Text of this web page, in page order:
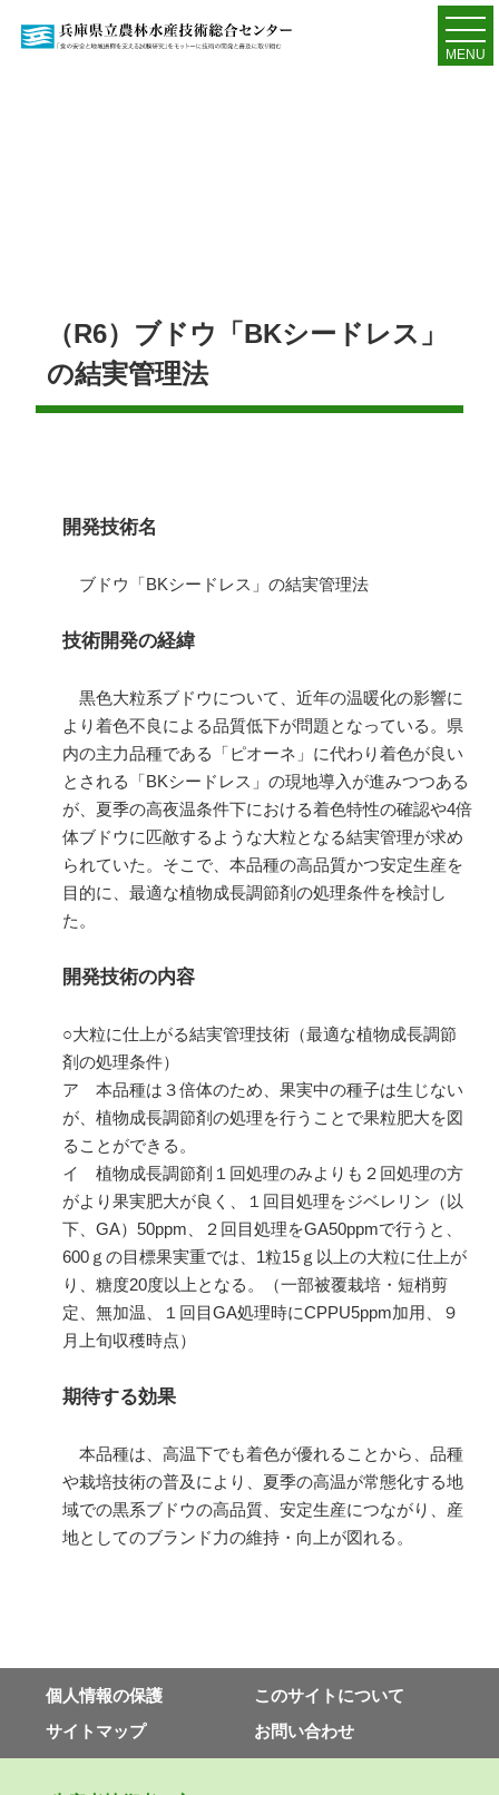
MENU
（R6）ブドウ「BKシードレス」
の結実管理法
開発技術名
ブドウ「BKシードレス」の結実管理法
技術開発の経緯
黒色大粒系ブドウについて、近年の温暖化の影響に
より着色不良による品質低下が問題となっている。県
内の主力品種である「ピオーネ」に代わり着色が良い
とされる「BKシードレス」の現地導入が進みつつある
が、夏季の高夜温条件下における着色特性の確認や4倍
体ブドウに匹敵するような大粒となる結実管理が求め
られていた。そこで、本品種の高品質かつ安定生産を
目的に、最適な植物成長調節剤の処理条件を検討し
た。
開発技術の内容
○大粒に仕上がる結実管理技術（最適な植物成長調節
剤の処理条件）
ア 本品種は３倍体のため、果実中の種子は生じない
が、植物成長調節剤の処理を行うことで果粒肥大を図
ることができる。
イ 植物成長調節剤１回処理のみよりも２回処理の方
がより果実肥大が良く、１回目処理をジベレリン（以
下、 GA） 50ppm 、２回目処理をGA50ppmで行うと、
600 ｇの目標果実重では、 1粒15 ｇ以上の大粒に仕上が
り、糖度20度以上となる。（一部被覆栽培・短梢剪
定、無加温、１回目GA処理時にCPPU5ppm加用、９
月上旬収穫時点）
期待する効果
本品種は、高温下でも着色が優れることから、品種
や栽培技術の普及により、夏季の高温が常態化する地
域での黒系ブドウの高品質、安定生産につながり、産
地としてのブランド力の維持・向上が図れる。
個⼈情報の保護
このサイトについて
サイトマップ
お問い合わせ